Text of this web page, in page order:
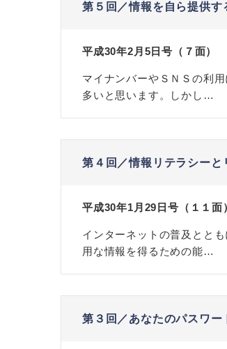
第５回／情報を自ら提供す
平成30年2月5日号（７面）
マイナンバーやＳＮＳの利
多いと思います。しかし…
第４回／情報リテラシーと
平成30年1月29日号（１１面
インターネットの普及とと
用な情報を得るための能…
第３回／あなたのパスワー